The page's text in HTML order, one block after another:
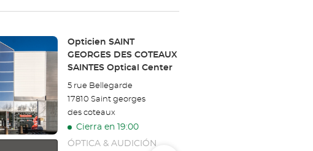
LIMOGES
Tienda:
Opticien SAINT
GEORGES DES COTEAUX
SAINTES Optical Center
5 rue Bellegarde
17810 Saint georges
des coteaux
Cierra en 19:00
ÓPTICA & AUDICIÓN